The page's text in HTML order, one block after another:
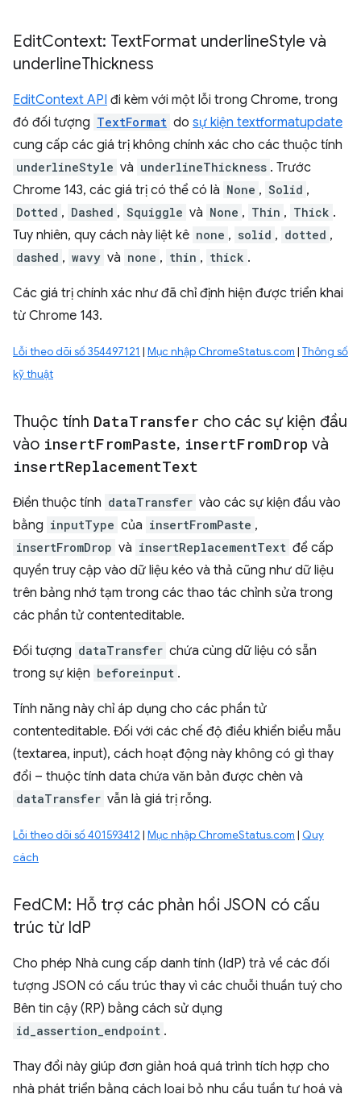
EditContext: TextFormat underlineStyle và
underlineThickness
EditContext API đi kèm với một lỗi trong Chrome, trong
đó đối tượng TextFormat do sự kiện textformatupdate
cung cấp các giá trị không chính xác cho các thuộc tính
underlineStyle và underlineThickness . Trước
Chrome 143, các giá trị có thể có là None , Solid ,
Dotted , Dashed , Squiggle và None , Thin , Thick .
Tuy nhiên, quy cách này liệt kê none , solid , dotted ,
dashed , wavy và none , thin , thick .
Các giá trị chính xác như đã chỉ định hiện được triển khai
từ Chrome 143.
Lỗi theo dõi số 354497121 | Mục nhập ChromeStatus.com | Thông số
kỹ thuật
Thuộc tính DataTransfer cho các sự kiện đầu
vào insertFromPaste, insertFromDrop và
insertReplacementText
Điền thuộc tính dataTransfer vào các sự kiện đầu vào
bằng inputType của insertFromPaste ,
insertFromDrop và insertReplacementText để cấp
quyền truy cập vào dữ liệu kéo và thả cũng như dữ liệu
trên bảng nhớ tạm trong các thao tác chỉnh sửa trong
các phần tử contenteditable.
Đối tượng dataTransfer chứa cùng dữ liệu có sẵn
trong sự kiện beforeinput .
Tính năng này chỉ áp dụng cho các phần tử
contenteditable. Đối với các chế độ điều khiển biểu mẫu
(textarea, input), cách hoạt động này không có gì thay
đổi – thuộc tính data chứa văn bản được chèn và
dataTransfer vẫn là giá trị rỗng.
Lỗi theo dõi số 401593412 | Mục nhập ChromeStatus.com | Quy
cách
FedCM: Hỗ trợ các phản hồi JSON có cấu
trúc từ IdP
Cho phép Nhà cung cấp danh tính (IdP) trả về các đối
tượng JSON có cấu trúc thay vì các chuỗi thuần tuý cho
Bên tin cậy (RP) bằng cách sử dụng
id_assertion_endpoint .
Thay đổi này giúp đơn giản hoá quá trình tích hợp cho
nhà phát triển bằng cách loại bỏ nhu cầu tuần tự hoá và